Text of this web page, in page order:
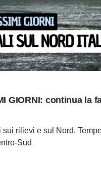
GIORNI: continua la
rilievi e sul Nord.
Sud